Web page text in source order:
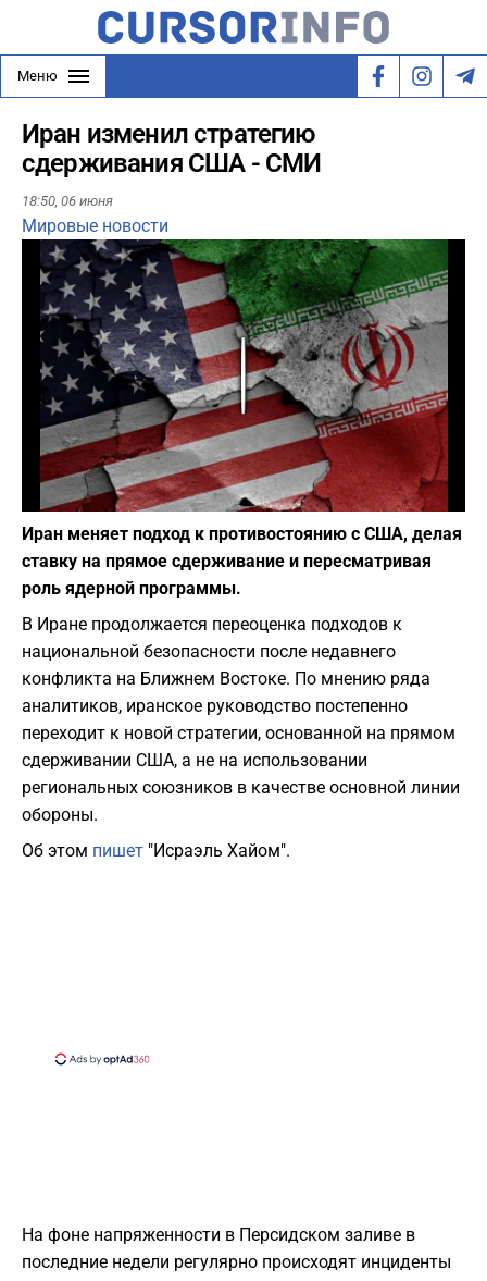
Меню
Иран изменил стратегию
сдерживания США - СМИ
18:50, 06 июня
Мировые новости
Play
Фото: Depositphotos
Иран меняет подход к противостоянию с США, делая
ставку на прямое сдерживание и пересматривая
роль ядерной программы.
В Иране продолжается переоценка подходов к
национальной безопасности после недавнего
конфликта на Ближнем Востоке. По мнению ряда
аналитиков, иранское руководство постепенно
переходит к новой стратегии, основанной на прямом
сдерживании США, а не на использовании
региональных союзников в качестве основной линии
обороны.
Об этом пишет "Исраэль Хайом".
На фоне напряженности в Персидском заливе в
последние недели регулярно происходят инциденты